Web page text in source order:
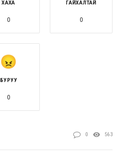
ХАХА
0
ГАЙХАЛТАЙ
0
БУРУУ
0
0 563